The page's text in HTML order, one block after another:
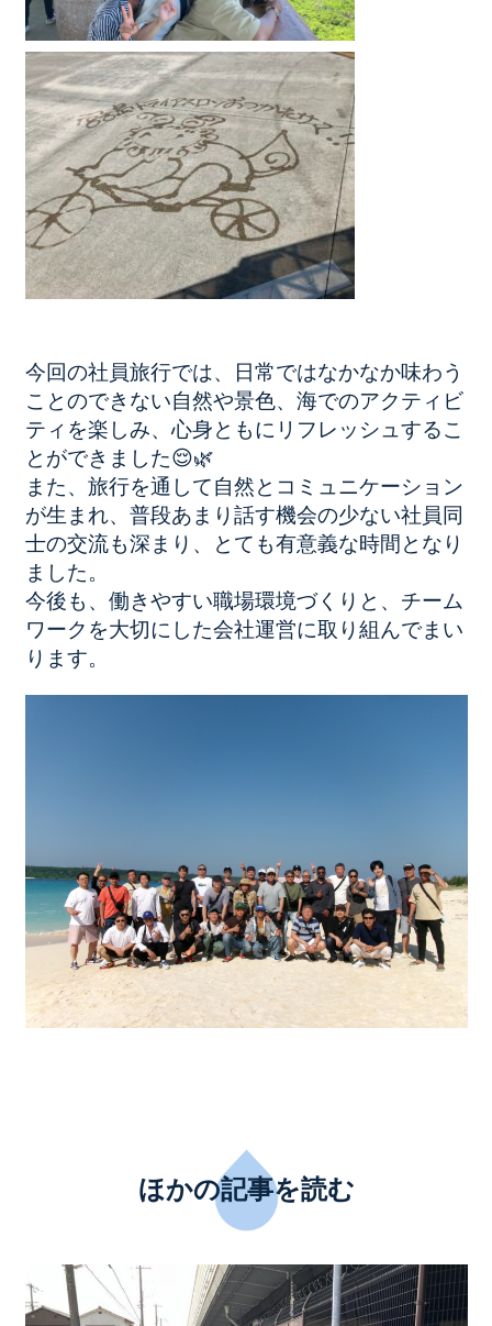
今回の社員旅行では、日常ではなかなか味わう
ことのできない自然や景色、海でのアクティビ
ティを楽しみ、心身ともにリフレッシュするこ
とができました😌🌿
また、旅行を通して自然とコミュニケーション
が生まれ、普段あまり話す機会の少ない社員同
士の交流も深まり、とても有意義な時間となり
ました。
今後も、働きやすい職場環境づくりと、チーム
ワークを大切にした会社運営に取り組んでまい
ります。
ほかの記事を読む